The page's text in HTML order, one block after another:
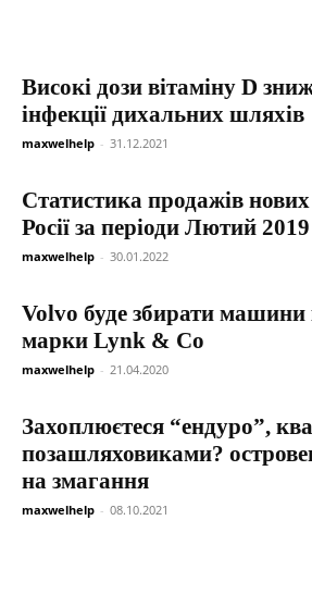
Високі дози вітаміну D
інфекції дихальних шляхів
maxwelhelp - 31.12.2021
Статистика продажів нових
Росії за періоди Лютий
maxwelhelp - 30.01.2022
Volvo буде збирати машини
марки Lynk & Co
maxwelhelp - 21.04.2020
Захоплюєтеся “ендуро”,
позашляховиками?
на змагання
maxwelhelp - 08.10.2021